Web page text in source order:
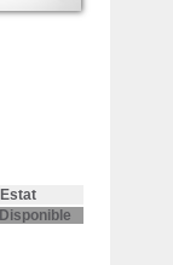
Estat
Disponible